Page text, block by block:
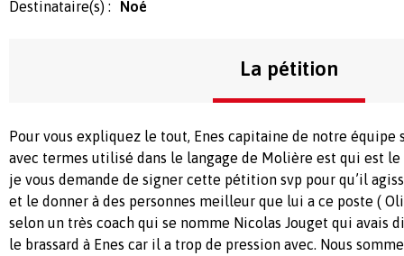
Destinataire(s) :
Noé
La pétition
Pour vous expliquez le tout, Enes capitaine de notre équipe
avec termes utilisé dans le langage de Molière est qui est
je vous demande de signer cette pétition svp pour qu’il
et le donner à des personnes meilleur que lui a ce poste (
selon un très coach qui se nomme Nicolas Jouget qui avais
le brassard à Enes car il a trop de pression avec. Nous